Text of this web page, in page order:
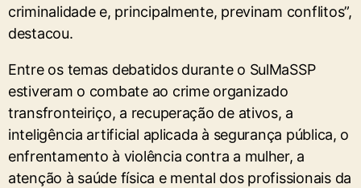
criminalidade e, principalmente, previnam conflitos”,
destacou.
Entre os temas debatidos durante o SulMaSSP
estiveram o combate ao crime organizado
transfronteiriço, a recuperação de ativos, a
inteligência artificial aplicada à segurança pública, o
enfrentamento à violência contra a mulher, a
atenção à saúde física e mental dos profissionais da